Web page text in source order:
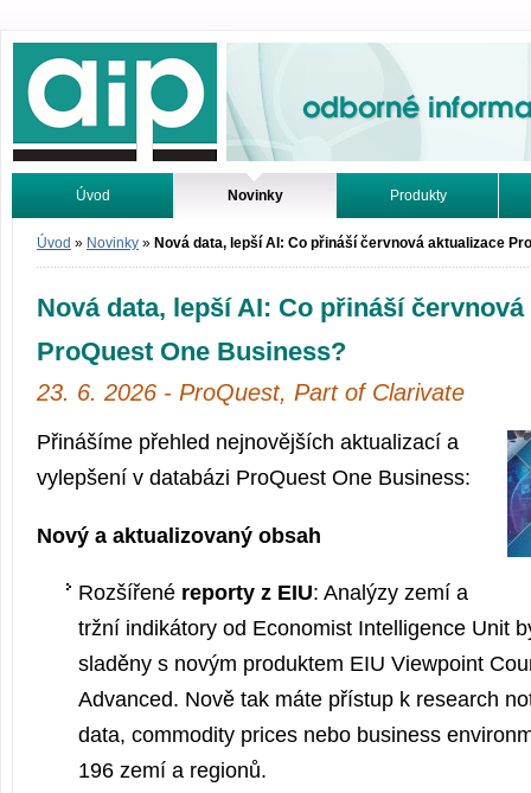
Odborné informace. Online.
Úvod Novinky Produkty
Vyhledávání Tutoriály
Úvod » Novinky » Nová data, lepší AI: Co přináší červnová aktualizace
Nová data, lepší AI: Co přináší
ProQuest One Business?
23. 6. 2026 - ProQuest, Part of Clarivate
Přinášíme přehled nejnovějších aktualizací a
vylepšení v databázi ProQuest One Business:
Nový a aktualizovaný obsah
Rozšířené reporty z EIU: Analýzy zemí a
tržní indikátory od Economist Intelligence Unit
sladěny s novým produktem EIU Viewpoint
Advanced. Nově tak máte přístup k research
data, commodity prices nebo business
196 zemí a regionů.